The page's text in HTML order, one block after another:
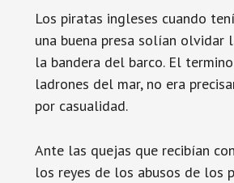
Los piratas ingleses cuando
una buena presa solían olvidar
la bandera del barco. El
ladrones del mar, no era
por casualidad.
Ante las quejas que recibían
los reyes de los abusos de los